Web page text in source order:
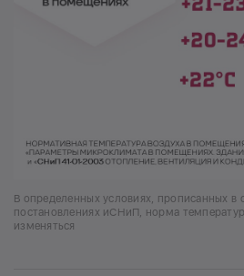
В определенных условиях, прописанных в
постановлениях иСНиП, норма
изменяться